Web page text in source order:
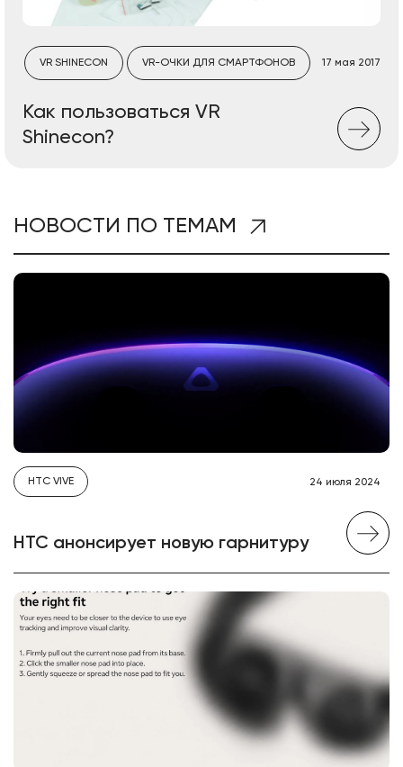
VR SHINECON VR-ОЧКИ ДЛЯ СМАРТФОНОВ 17 мая 2017
Как пользоваться VR
Shinecon?
НОВОСТИ ПО ТЕМАМ
HTC VIVE 24 июля 2024
HTC анонсирует новую гарнитуру